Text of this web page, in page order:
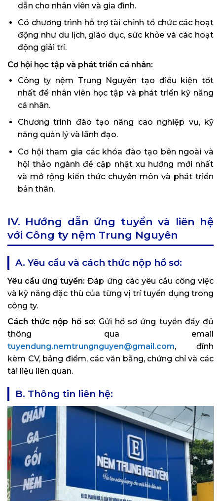
dẫn cho nhân viên và gia đình.
Có chương trình hỗ trợ tài chính tổ chức các hoạt
động như du lịch, giáo dục, sức khỏe và các hoạt
động giải trí.
Cơ hội học tập và phát triển cá nhân:
Công ty nệm Trung Nguyên tạo điều kiện tốt
nhất để nhân viên học tập và phát triển kỹ năng
cá nhân.
Chương trình đào tạo nâng cao nghiệp vụ, kỹ
năng quản lý và lãnh đạo.
Cơ hội tham gia các khóa đào tạo bên ngoài và
hội thảo ngành để cập nhật xu hướng mới nhất
và mở rộng kiến thức chuyên môn và phát triển
bản thân.
IV. Hướng dẫn ứng tuyển và liên hệ
với Công ty nệm Trung Nguyên
A. Yêu cầu và cách thức nộp hồ sơ:
Yêu cầu ứng tuyển:Đáp ứng các yêu cầu công việc
và kỹ năng đặc thù của từng vị trí tuyển dụng trong
công ty.
Cách thức nộp hồ sơ: Gửi hồ sơ ứng tuyển đầy đủ
thông qua email
tuyendung.nemtrungnguyen@gmail.com, đính
kèm CV, bảng điểm, các văn bằng, chứng chỉ và các
tài liệu liên quan.
B. Thông tin liên hệ: